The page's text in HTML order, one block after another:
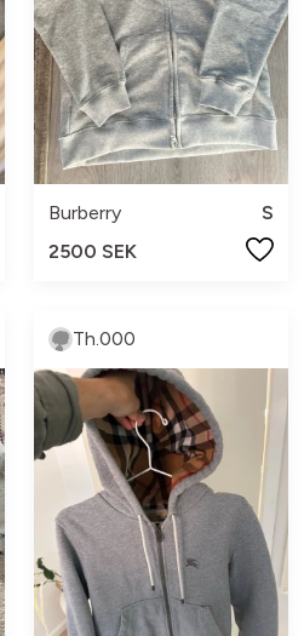
Burberry
S
2500 SEK
Th.000